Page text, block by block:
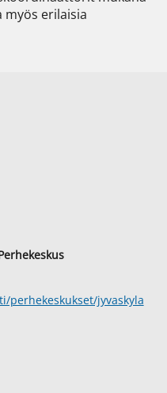
erilaisia
perhekeskukset/jyvaskyla